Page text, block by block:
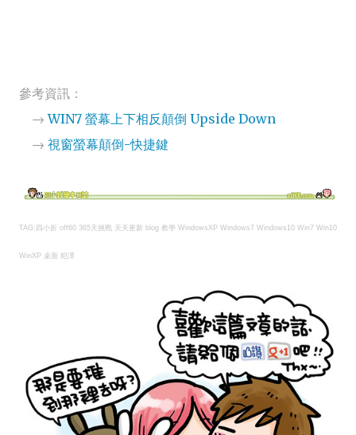
參考資訊：
→WIN7 螢幕上下相反顛倒 Upside Down
→ 視窗螢幕顛倒-快捷鍵
TAG:四小折 off60 365天挑戰 天天更新 blog 教學 WindowsXP Windows7 Windows10 Win7 Win10
WinXP 桌面 犯澤